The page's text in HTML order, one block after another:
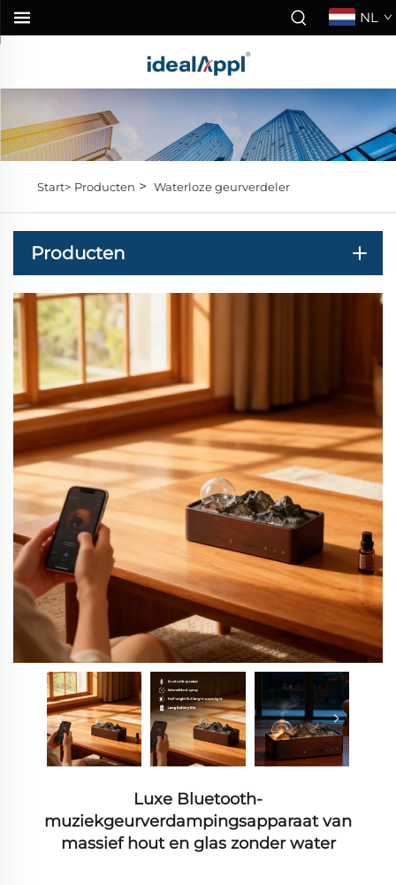
NL
Start> Producten > Waterloze geurverdeler
Producten
Luxe Bluetooth-
muziekgeurverdampingsapparaat van
massief hout en glas zonder water